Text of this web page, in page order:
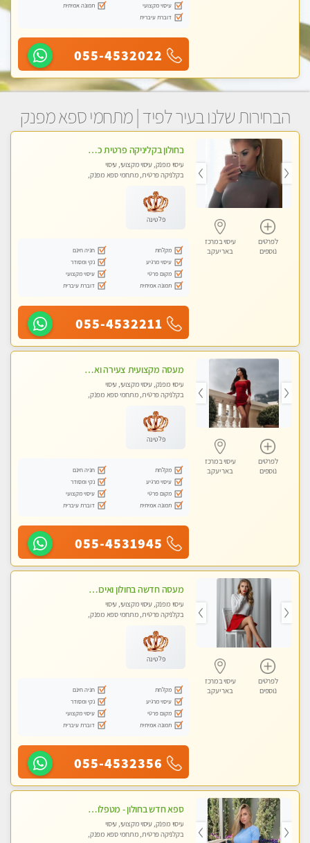
עיסוי מקצועי
תמונה אמיתית
דוברת עיברית
055-4532022
הבחירות שלנו בעיר לפיד | מתחמי ספא מפנק
לפרטים
נוספים
עיסוי במרכז
באר יעקב
בחולון בקליניקה פרטית כל סוגי העיסויים מעסה מקצועית ואיכותית פרטי!!
עיסוי מפנק, עיסוי מקצועי, עיסוי
בקלניקה פרטית, מתחמי ספא מפנק,
פלטינה
מקלחת
חניה חינם
עיסוי מרגיע
נקי ומסודר
מקום פרטי
עיסוי מקצועי
תמונה אמיתית
דוברת עיברית
055-4532211
לפרטים
נוספים
עיסוי במרכז
באר יעקב
מעסה מקצועית צעירה ואיכותית פרטי!!!בראשון- לציון
עיסוי מפנק, עיסוי מקצועי, עיסוי
בקלניקה פרטית, מתחמי ספא מפנק,
פלטינה
מקלחת
חניה חינם
עיסוי מרגיע
נקי ומסודר
מקום פרטי
עיסוי מקצועי
תמונה אמיתית
דוברת עיברית
055-4531945
לפרטים
נוספים
עיסוי במרכז
באר יעקב
מעסה חדשה בחולון ואיכותית לעיסוי מרגיע ומפנק VIP-מומלץ לחלוטין! פרטי! ​​​​​​
עיסוי מפנק, עיסוי מקצועי, עיסוי
בקלניקה פרטית, מתחמי ספא מפנק,
פלטינה
מקלחת
חניה חינם
עיסוי מרגיע
נקי ומסודר
מקום פרטי
עיסוי מקצועי
תמונה אמיתית
דוברת עיברית
055-4532356
ספא חדש בחולון - מטפלות מקצועיות ברמה גבוהה מומלץ מאוד !!! . . highly recommended..new in the city -אין פרטים נוספים במקום -ללא מין !!ממתינה לך שתגיע
עיסוי מפנק, עיסוי מקצועי, עיסוי
בקלניקה פרטית, מתחמי ספא מפנק,